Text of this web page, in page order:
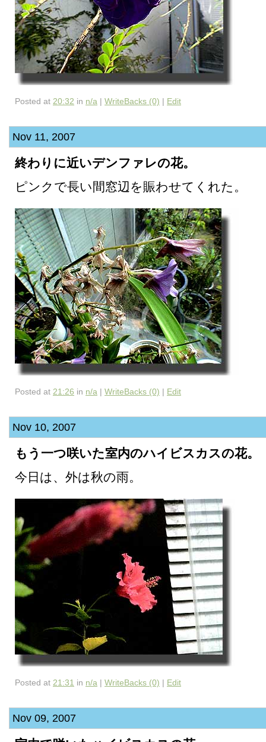
Posted at 20:32 in n/a | WriteBacks (0) | Edit
Nov 11, 2007
終わりに近いデンファレの花。
ピンクで長い間窓辺を賑わせてくれた。
Posted at 21:26 in n/a | WriteBacks (0) | Edit
Nov 10, 2007
もう一つ咲いた室内のハイビスカスの花。
今日は、外は秋の雨。
Posted at 21:31 in n/a | WriteBacks (0) | Edit
Nov 09, 2007